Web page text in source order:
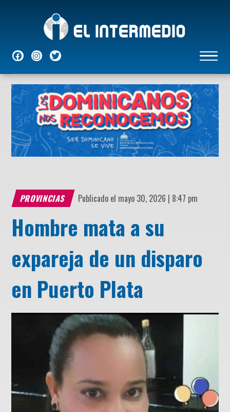
NACIONALES INTERNACIONALESECONÓMICASDEPORTES ENTRETENIMIENTO
PROVINCIAS Publicado el mayo 30, 2026 | 8:47 pm
Hombre mata a su
expareja de un disparo
en Puerto Plata